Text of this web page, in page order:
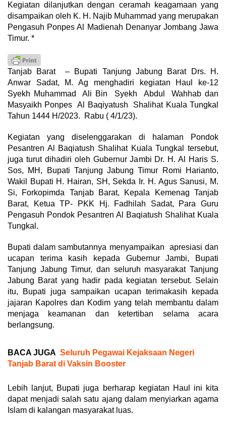
Kegiatan dilanjutkan dengan ceramah keagamaan yang
disampaikan oleh K. H. Najib Muhammad yang merupakan
Pengasuh Ponpes Al Madienah Denanyar Jombang Jawa
Timur. *
Tanjab Barat – Bupati Tanjung Jabung Barat Drs. H.
Anwar Sadat, M. Ag menghadiri kegiatan Haul ke-12
Syekh Muhammad Ali Bin Syekh Abdul Wahhab dan
Masyaikh Ponpes Al Baqiyatush Shalihat Kuala Tungkal
Tahun 1444 H/2023. Rabu ( 4/1/23).
Kegiatan yang diselenggarakan di halaman Pondok
Pesantren Al Baqiatush Shalihat Kuala Tungkal tersebut,
juga turut dihadiri oleh Gubernur Jambi Dr. H. Al Haris S.
Sos, MH, Bupati Tanjung Jabung Timur Romi Harianto,
Wakil Bupati H. Hairan, SH, Sekda Ir. H. Agus Sanusi, M.
Si, Forkopimda Tanjab Barat, Kepala Kemenag Tanjab
Barat, Ketua TP- PKK Hj. Fadhilah Sadat, Para Guru
Pengasuh Pondok Pesantren Al Baqiatush Shalihat Kuala
Tungkal.
Bupati dalam sambutannya menyampaikan apresiasi dan
ucapan terima kasih kepada Gubernur Jambi, Bupati
Tanjung Jabung Timur, dan seluruh masyarakat Tanjung
Jabung Barat yang hadir pada kegiatan tersebut. Selain
itu, Bupati juga sampaikan ucapan terimakasih kepada
jajaran Kapolres dan Kodim yang telah membantu dalam
menjaga keamanan dan ketertiban selama acara
berlangsung.
BACA JUGA Seluruh Pegawai Kejaksaan Negeri
Tanjab Barat di Vaksin Booster
Lebih lanjut, Bupati juga berharap kegiatan Haul ini kita
dapat menjadi salah satu ajang dalam menyiarkan agama
Islam di kalangan masyarakat luas.